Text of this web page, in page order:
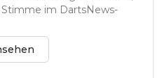
im DartsNews-